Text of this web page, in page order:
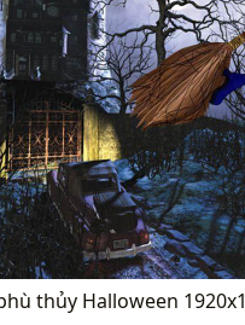
thủy Halloween